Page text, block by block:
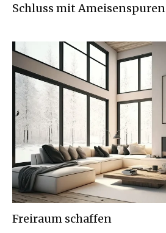
Schluss mit Ameisenspuren
Freiraum schaffen